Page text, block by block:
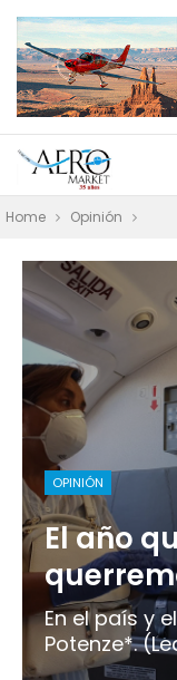
Home Opinión
OPINIÓN
El año
En el país y
Potenze*.